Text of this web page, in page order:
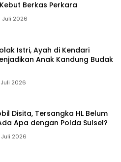
Berkas Perkara
Juli 2026
Istri, Ayah di Kendari
Anak Kandung Budak
Juli 2026
Disita, Tersangka HL Belum
Apa dengan Polda Sulsel?
Juli 2026